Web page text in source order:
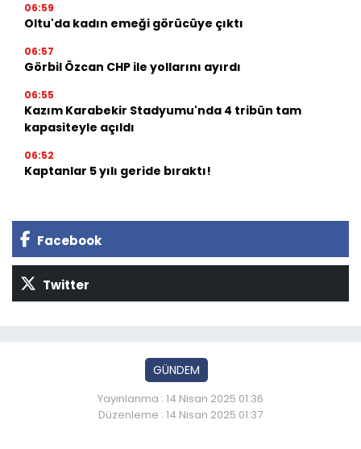
06:59
Oltu'da kadın emeği görücüye çıktı
06:57
Görbil Özcan CHP ile yollarını ayırdı
06:55
Kazım Karabekir Stadyumu'nda 4 tribün tam
kapasiteyle açıldı
06:52
Kaptanlar 5 yılı geride bıraktı!
Facebook
Twitter
GÜNDEM
Yayınlanma : 14 Nisan 2025 01:36
Düzenleme : 14 Nisan 2025 01:37